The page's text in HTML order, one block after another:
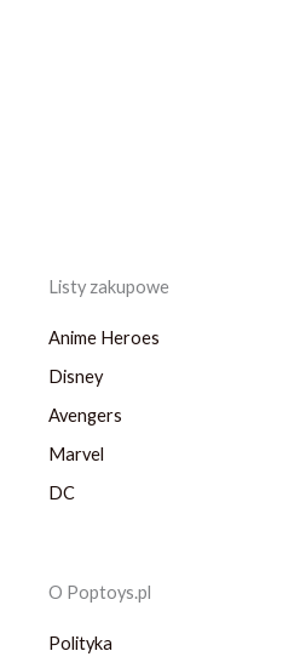
Listy zakupowe
Anime Heroes
Disney
Avengers
Marvel
DC
O Poptoys.pl
Polityka